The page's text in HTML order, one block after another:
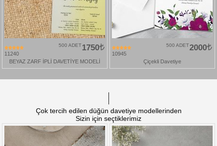
11240
1750
500 ADET
BEYAZ ZARF İPLİ DAVETİYE MODELİ
10945
2000
500 ADET
Çiçekli Davetiye
Çok tercih edilen düğün davetiye modellerinden
Sizin için seçtiklerimiz